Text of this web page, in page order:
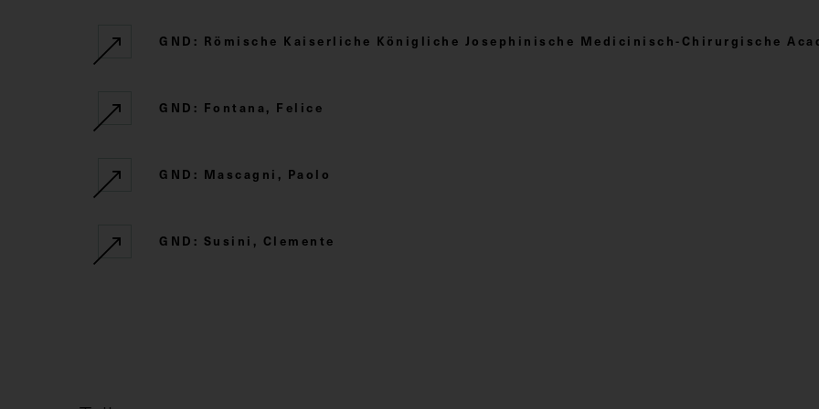
GND: Römische Kaiserliche Königliche Josephinische Medicinisch-Chirurgische
GND: Fontana, Felice
GND: Mascagni, Paolo
GND: Susini, Clemente